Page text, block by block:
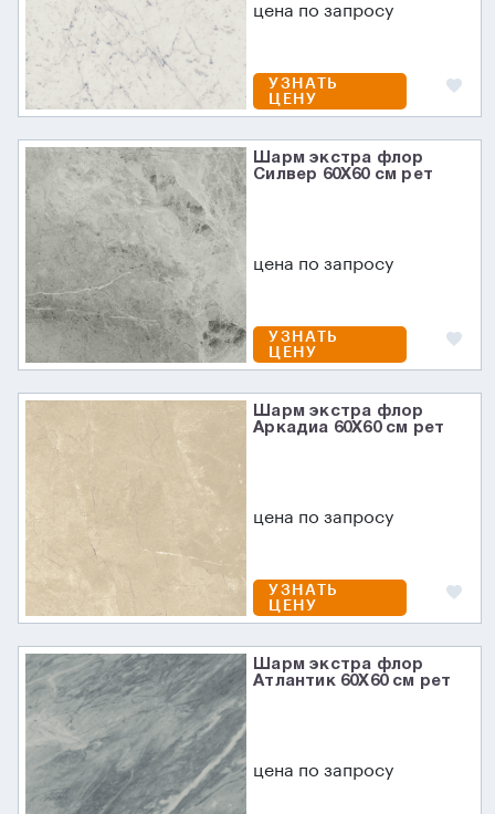
цена по запросу
УЗНАТЬ
ЦЕНУ
Шарм экстра флор
Силвер 60X60 см рет
цена по запросу
УЗНАТЬ
ЦЕНУ
Шарм экстра флор
Аркадиа 60X60 см рет
цена по запросу
УЗНАТЬ
ЦЕНУ
Шарм экстра флор
Атлантик 60X60 см рет
цена по запросу